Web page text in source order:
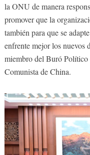
la ONU de manera
promover que la
también para que se
enfrente mejor los nuevos
miembro del Buró
Comunista de China.